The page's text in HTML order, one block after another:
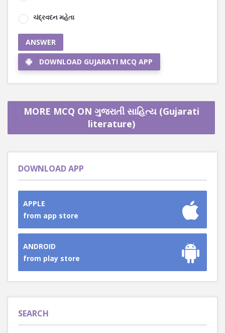
ચંદ્રવદન મહેતા
ANSWER
DOWNLOAD GUJARATI MCQ APP
MORE MCQ ON ગુજરાતી સાહિત્ય (Gujarati
literature)
DOWNLOAD APP
APPLE
from app store
ANDROID
from play store
SEARCH